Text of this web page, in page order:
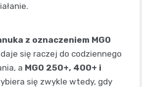
z oznaczeniem MGO
się raczej do codziennego
a MGO 250+, 400+ i
się zwykle wtedy, gdy